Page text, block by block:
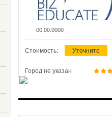
00.00.0000
Стоимость: Уточните
Город не указан